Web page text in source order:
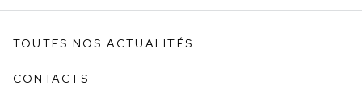
TOUTES NOS ACTUALITÉS
CONTACTS